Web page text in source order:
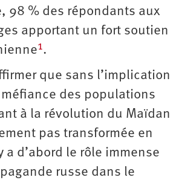
98 % des répondants aux
apportant un fort soutien
1.
que sans l’implication
des populations
à la révolution du Maïdan
pas transformée en
a d’abord le rôle immense
russe dans le